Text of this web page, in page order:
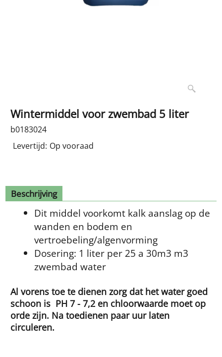
Wintermiddel voor zwembad 5 liter
b0183024
Levertijd: Op vooraad
Beschrijving
Dit middel voorkomt kalk aanslag op de
wanden en bodem en
vertroebeling/algenvorming
Dosering: 1 liter per 25 a 30m3 m3
zwembad water
Al vorens toe te dienen zorg dat het water goed
schoon is PH 7 - 7,2 en chloorwaarde moet op
orde zijn. Na toedienen paar uur laten
circuleren.